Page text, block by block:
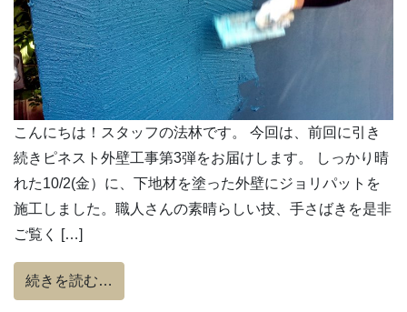
こんにちは！スタッフの法林です。 今回は、前回に引き
続きピネスト外壁工事第3弾をお届けします。 しっかり晴
れた10/2(金）に、下地材を塗った外壁にジョリパットを
施工しました。職人さんの素晴らしい技、手さばきを是非
ご覧く […]
続きを読む…